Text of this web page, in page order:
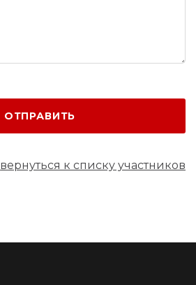
ОТПРАВИТЬ
вернуться к списку участников